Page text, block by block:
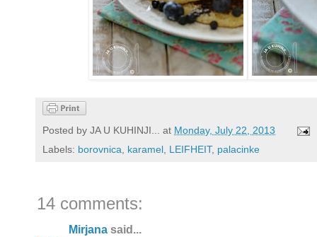
Posted by JA U KUHINJI... at Monday, July 22, 2013
Labels: borovnica, karamel, LEIFHEIT, palacinke
14 comments:
Mirjana said...